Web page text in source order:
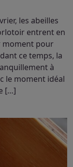
les abeilles
entrent en
moment pour
ce temps, la
à
le moment idéal
[…]